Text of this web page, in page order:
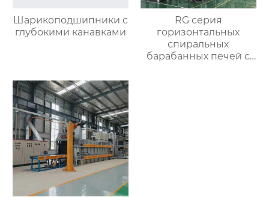
Шарикоподшипники с
глубокими канавками
RG серия
горизонтальных
спиральных
барабанных печей с